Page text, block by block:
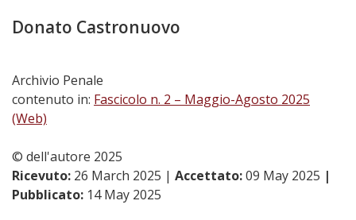
Donato Castronuovo
Archivio Penale
contenuto in: Fascicolo n. 2 – Maggio-Agosto 2025
(Web)
© dell'autore 2025
Ricevuto: 26 March 2025 | Accettato:09 May 2025 |
Pubblicato: 14 May 2025